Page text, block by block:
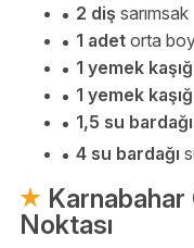
2 diş sarımsak
1 adet orta
1 yemek
1 yemek
1,5 su bardağı
4 su bardağı
Karnabahar
Noktası